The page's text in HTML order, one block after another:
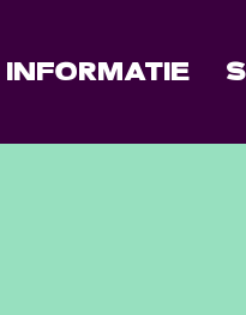
INFORMATIE